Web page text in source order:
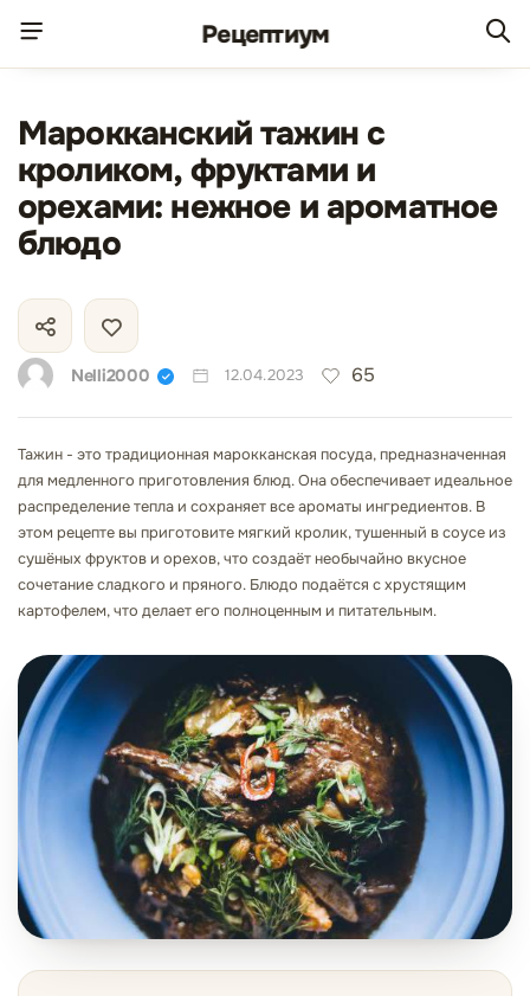
Рецептиум
Марокканский тажин с
кроликом, фруктами и
орехами: нежное и ароматное
блюдо
Nelli2000 12.04.2023 65
Тажин - это традиционная марокканская посуда, предназначенная
для медленного приготовления блюд. Она обеспечивает идеальное
распределение тепла и сохраняет все ароматы ингредиентов. В
этом рецепте вы приготовите мягкий кролик, тушенный в соусе из
сушёных фруктов и орехов, что создаёт необычайно вкусное
сочетание сладкого и пряного. Блюдо подаётся с хрустящим
картофелем, что делает его полноценным и питательным.